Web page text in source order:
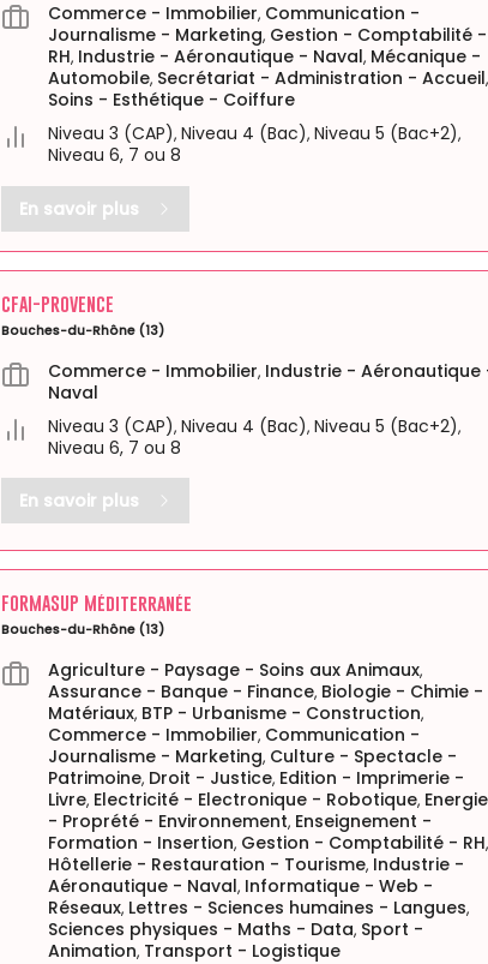
Commerce - Immobilier, Communication -
Journalisme - Marketing, Gestion - Comptabilité -
RH, Industrie - Aéronautique - Naval, Mécanique -
Automobile, Secrétariat - Administration - Accueil,
Soins - Esthétique - Coiffure
Niveau 3 (CAP), Niveau 4 (Bac), Niveau 5 (Bac+2),
Niveau 6, 7 ou 8
En savoir plus
CFAI-PROVENCE
Bouches-du-Rhône (13)
Commerce - Immobilier, Industrie - Aéronautique
Naval
Niveau 3 (CAP), Niveau 4 (Bac), Niveau 5 (Bac+2),
Niveau 6, 7 ou 8
En savoir plus
FORMASUP Méditerranée
Bouches-du-Rhône (13)
Agriculture - Paysage - Soins aux Animaux,
Assurance - Banque - Finance, Biologie - Chimie -
Matériaux, BTP - Urbanisme - Construction,
Commerce - Immobilier, Communication -
Journalisme - Marketing, Culture - Spectacle -
Patrimoine, Droit - Justice, Edition - Imprimerie -
Livre, Electricité - Electronique - Robotique,
- Proprété - Environnement, Enseignement -
Formation - Insertion, Gestion - Comptabilité - RH,
Hôtellerie - Restauration - Tourisme, Industrie -
Aéronautique - Naval, Informatique - Web -
Réseaux, Lettres - Sciences humaines - Langues,
Sciences physiques - Maths - Data, Sport -
Animation, Transport - Logistique